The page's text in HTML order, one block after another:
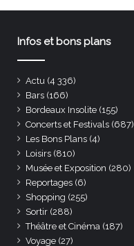
Infos et bons plans
Actu (4 336)
Bars (166)
Bordeaux Insolite (155)
Concerts et Festivals (687)
Les Bons Plans (4)
Loisirs (810)
Musée et Exposition (280)
Reportages (6)
Shopping (255)
Sortir (288)
Théâtre et Cinéma (187)
Voyage (27)